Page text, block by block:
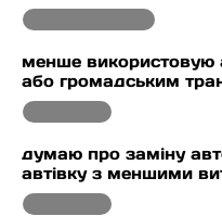
менше використовую
або громадським
думаю про заміну
автівку з меншими